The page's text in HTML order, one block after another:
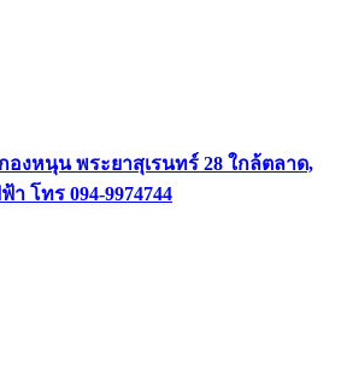
งหนุน พระยาสุเรนทร์ 28 ใกล้ตลาด,
โทร 094-9974744